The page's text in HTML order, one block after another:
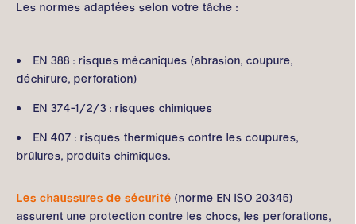
Les normes adaptées selon votre tâche :
EN 388 : risques mécaniques (abrasion, coupure,
déchirure, perforation)
EN 374-1/2/3 : risques chimiques
EN 407 : risques thermiques contre les coupures,
brûlures, produits chimiques.
Les chaussures de sécurité (norme EN ISO 20345)
assurent une protection contre les chocs, les perforations,